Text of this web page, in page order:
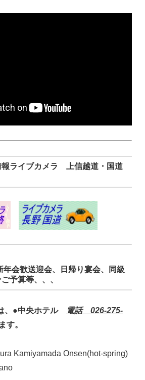
報ライブカメラ 上信越道・国道
年会歓送迎会、日帰り宴会、同級
予算等、、、
、●中央ホテル
電話 026-275-
す。
Kamiyamada Onsen(hot-spring)